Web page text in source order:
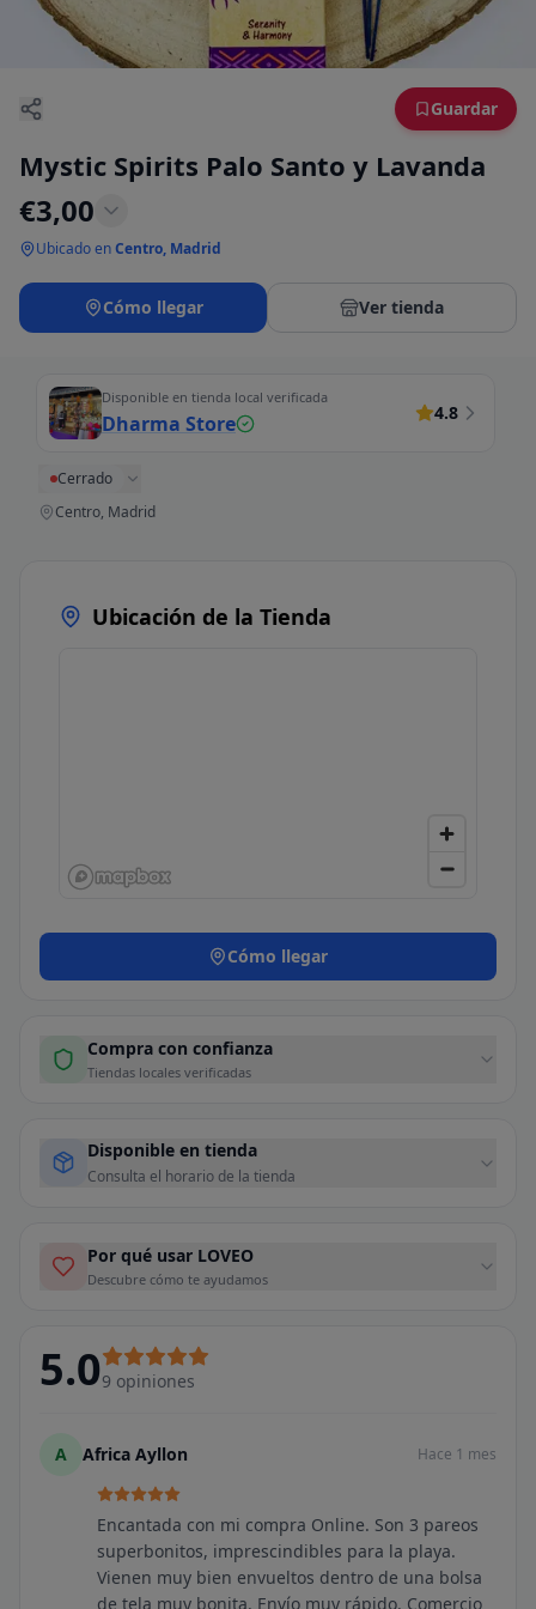
Guardar
Mystic Spirits Palo Santo y Lavanda
€3,00
Ubicado enCentro, Madrid
Cómo llegar Ver tienda
Disponible en tienda local verificada
Dharma Store 4.8
Cerrado
Centro, Madrid
Ubicación de la Tienda
Cómo llegar
Compra con confianza
Tiendas locales verificadas
Disponible en tienda
Consulta el horario de la tienda
Por qué usar LOVEO
Descubre cómo te ayudamos
5.09 opiniones
A Africa Ayllon Hace 1 mes
Encantada con mi compra Online. Son 3 pareos
superbonitos, imprescindibles para la playa.
Vienen muy bien envueltos dentro de una bolsa
de tela muy bonita. Envío muy rápido. Comercio